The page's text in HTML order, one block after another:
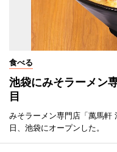
食べる
池袋にみそラーメン
目
みそラーメン専門店「萬馬軒
日、池袋にオープンした。